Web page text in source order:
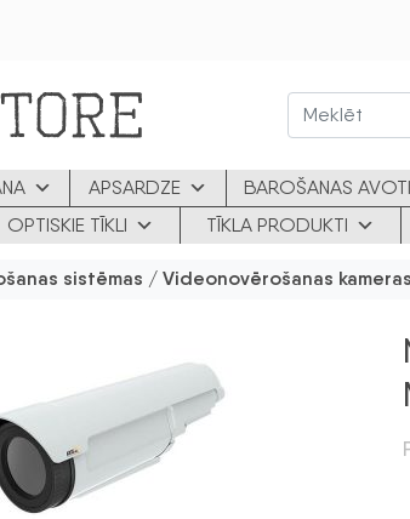
APSARDZE BAROŠANAS AVOTI
OPTISKIE TĪKLI TĪKLA PRODUKTI
sistēmas / Videonovērošanas kameras